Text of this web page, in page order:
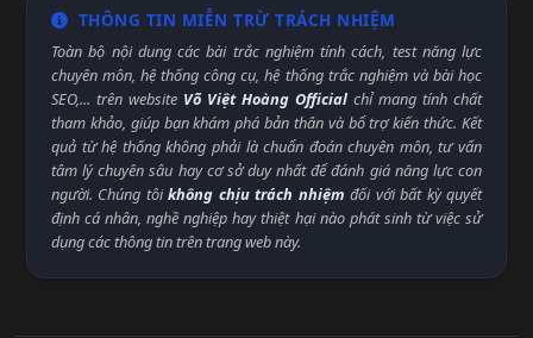
THÔNG TIN MIỄN TRỪ TRÁCH NHIỆM
Toàn bộ nội dung các bài trắc nghiệm tính cách, test năng lực
chuyên môn, hệ thống công cụ, hệ thống trắc nghiệm và bài học
SEO,... trên website Võ Việt Hoàng Official chỉ mang tính chất
tham khảo, giúp bạn khám phá bản thân và bổ trợ kiến thức. Kết
quả từ hệ thống không phải là chuẩn đoán chuyên môn, tư vấn
tâm lý chuyên sâu hay cơ sở duy nhất để đánh giá năng lực con
người. Chúng tôikhông chịu trách nhiệm đối với bất kỳ quyết
định cá nhân, nghề nghiệp hay thiệt hại nào phát sinh từ việc sử
dụng các thông tin trên trang web này.